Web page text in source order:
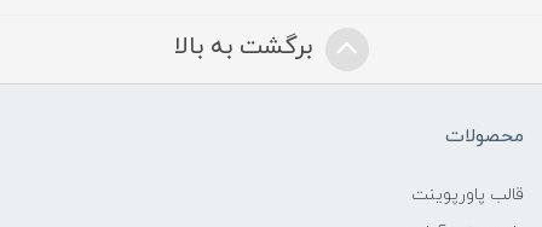
برگشت به بالا
محصولات
قالب پاورپوینت